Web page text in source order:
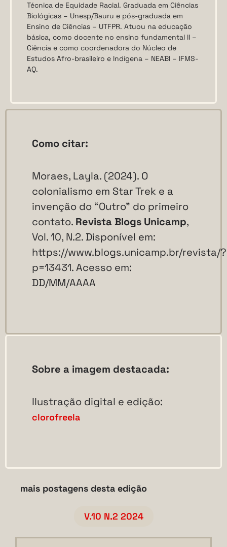
Técnica de Equidade Racial. Graduada em Ciências
Biológicas – Unesp/Bauru e pós-graduada em
Ensino de Ciências – UTFPR. Atuou na educação
básica, como docente no ensino fundamental II –
Ciência e como coordenadora do Núcleo de
Estudos Afro-brasileiro e Indígena – NEABI – IFMS-
AQ.
Como citar:
Moraes, Layla. (2024). O
colonialismo em Star Trek e a
invenção do “Outro” do primeiro
contato. Revista Blogs Unicamp,
Vol. 10, N.2. Disponível em:
https://www.blogs.unicamp.br/revista/?
p=13431. Acesso em:
DD/MM/AAAA
Sobre a imagem destacada:
Ilustração digital e edição:
clorofreela
mais postagens desta edição
V.10 N.2 2024